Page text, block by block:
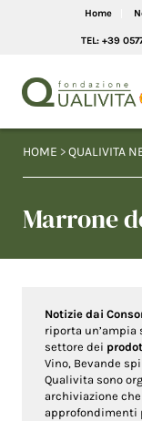
Home
TEL: +39
HOME >QUALIVITA
Marrone
Notizie dai
riporta
settore dei
Vino, Bevande
Qualivita sono
archiviazione
approfondimenti